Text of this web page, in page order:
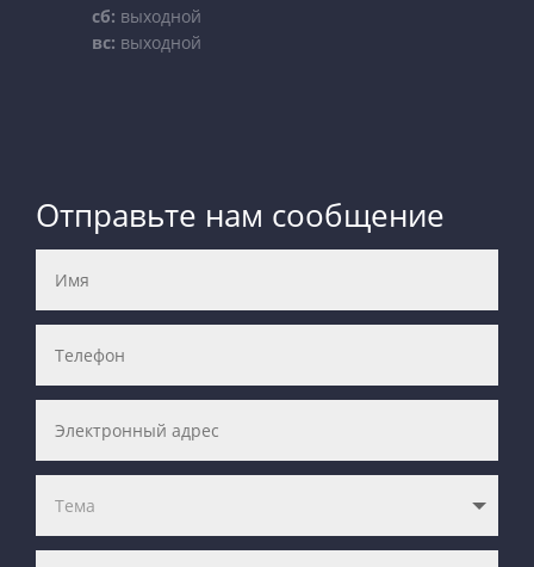
сб: выходной
вс: выходной
Отправьте нам сообщение